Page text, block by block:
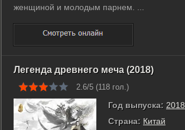
женщиной и молодым парнем. ...
Легенда древнего меча (2018)
2.6/5 (118 гол.)
Год выпуска: 2018
Страна: Китай